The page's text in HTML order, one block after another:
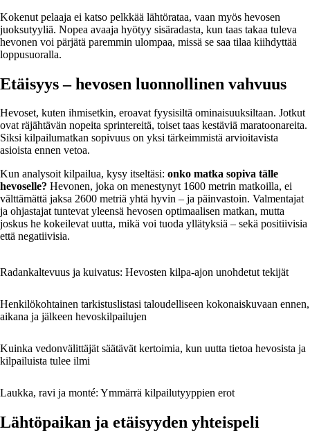
Kokenut pelaaja ei katso pelkkää lähtörataa, vaan myös hevosen
juoksutyyliä. Nopea avaaja hyötyy sisäradasta, kun taas takaa tuleva
hevonen voi pärjätä paremmin ulompaa, missä se saa tilaa kiihdyttää
loppusuoralla.
Etäisyys – hevosen luonnollinen vahvuus
Hevoset, kuten ihmisetkin, eroavat fyysisiltä ominaisuuksiltaan. Jotkut
ovat räjähtävän nopeita sprintereitä, toiset taas kestäviä maratoonareita.
Siksi kilpailumatkan sopivuus on yksi tärkeimmistä arvioitavista
asioista ennen vetoa.
Kun analysoit kilpailua, kysy itseltäsi: onko matka sopiva tälle
hevoselle? Hevonen, joka on menestynyt 1600 metrin matkoilla, ei
välttämättä jaksa 2600 metriä yhtä hyvin – ja päinvastoin. Valmentajat
ja ohjastajat tuntevat yleensä hevosen optimaalisen matkan, mutta
joskus he kokeilevat uutta, mikä voi tuoda yllätyksiä – sekä positiivisia
että negatiivisia.
Radankaltevuus ja kuivatus: Hevosten kilpa-ajon unohdetut tekijät
Henkilökohtainen tarkistuslistasi taloudelliseen kokonaiskuvaan ennen,
aikana ja jälkeen hevoskilpailujen
Kuinka vedonvälittäjät säätävät kertoimia, kun uutta tietoa hevosista ja
kilpailuista tulee ilmi
Laukka, ravi ja monté: Ymmärrä kilpailutyyppien erot
Lähtöpaikan ja etäisyyden yhteispeli